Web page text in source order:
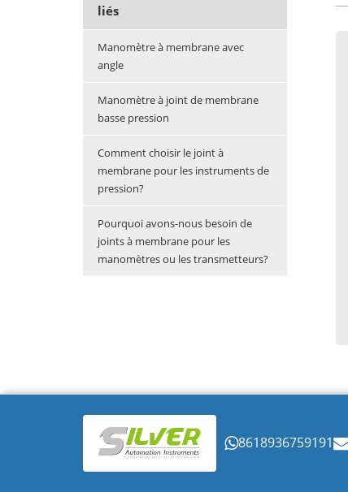
liés
Manomètre à membrane avec
angle
Manomètre à joint de membrane
basse pression
Comment choisir le joint à
membrane pour les instruments de
pression?
Pourquoi avons-nous besoin de
joints à membrane pour les
manomètres ou les transmetteurs?
8618936759191